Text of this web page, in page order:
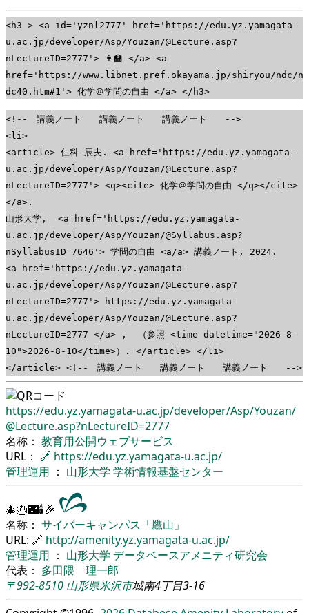
<h3 > <a id='yznl2777' href='https://edu.yz.yamagata-
u.ac.jp/developer/Asp/Youzan/@Lecture.asp?
nLectureID=2777'> 👨‍🏫 </a> <a
href='https://www.libnet.pref.okayama.jp/shiryou/ndc/n
dc40.htm#1'> 化学＠学問の自由 </a> </h3>
<!-- 講義ノート 講義ノート 講義ノート -->
<li>
<article> 仁科 辰夫. <a href='https://edu.yz.yamagata-
u.ac.jp/developer/Asp/Youzan/@Lecture.asp?
nLectureID=2777'> <q><cite> 化学＠学問の自由 </q></cite>
</a>.
山形大学, <a href='https://edu.yz.yamagata-
u.ac.jp/developer/Asp/Youzan/@Syllabus.asp?
nSyllabusID=7646'> 学問の自由 <a/a> 講義ノート, 2024.
<a href='https://edu.yz.yamagata-
u.ac.jp/developer/Asp/Youzan/@Lecture.asp?
nLectureID=2777'> https://edu.yz.yamagata-
u.ac.jp/developer/Asp/Youzan/@Lecture.asp?
nLectureID=2777 </a> , （参照 <time datetime="2026-8-
10">2026-8-10</time>）. </article> </li>
</article> <!-- 講義ノート 講義ノート 講義ノート -->
https://edu.yz.yamagata-u.ac.jp/developer/Asp/Youzan/
@Lecture.asp?nLectureID=2777
名称： 教育用公開ウェブサービス
URL： 🔗 https://edu.yz.yamagata-u.ac.jp/
管理運用 ： 山形大学 学術情報基盤センター
🎄🎂🌃🕯🎉
名称： サイバーキャンパス「鷹山」
URL: 🔗 http://amenity.yz.yamagata-u.ac.jp/
管理運用 ： 山形大学 データベースアメニティ研究会
代表： 多田隈 理一郎
〒992-8510 山形県米沢市城南4丁目3-16